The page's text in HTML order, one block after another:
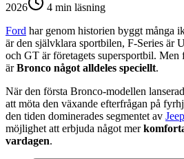
2026
4 min läsning
Ford har genom historien byggt många
är den självklara sportbilen, F-Series är
och GT är företagets supersportbil. Men
ärBronco något alldeles speciellt.
När den första Bronco-modellen
att möta den växande efterfrågan på
den tiden dominerades segmentet av Jeep
möjlighet att erbjuda något mer
vardagen.